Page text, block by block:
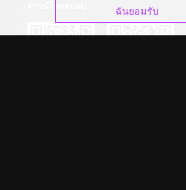
ฉันยอมรับ